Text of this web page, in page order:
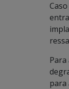
para